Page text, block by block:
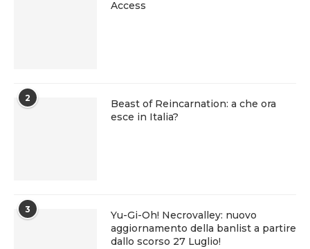
Access
2
Beast of Reincarnation: a che ora
esce in Italia?
3
Yu-Gi-Oh! Necrovalley: nuovo
aggiornamento della banlist a partire
dallo scorso 27 Luglio!